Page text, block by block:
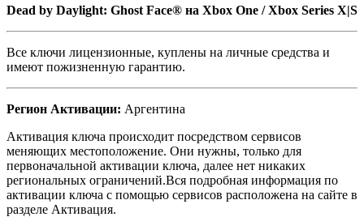
Dead by Daylight: Ghost Face® на Xbox One / Xbox Series X|S
Все ключи лицензионные, куплены на личные средства и
имеют пожизненную гарантию.
Регион Активации: Аргентина
Активация ключа происходит посредством сервисов
меняющих местоположение. Они нужны, только для
первоначальной активации ключа, далее нет никаких
региональных ограничений.Вся подробная информация по
активации ключа с помощью сервисов расположена на сайте в
разделе Активация.